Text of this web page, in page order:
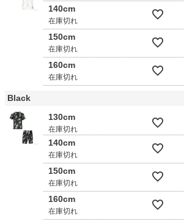
140cm
在庫切れ
150cm
在庫切れ
160cm
在庫切れ
Black
130cm
在庫切れ
140cm
在庫切れ
150cm
在庫切れ
160cm
在庫切れ